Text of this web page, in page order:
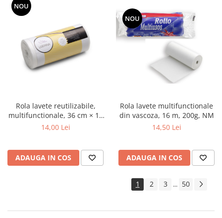
NOU
Rola lavete reutilizabile,
multifunctionale, 36 cm × 16
m, Ligerina
14,00 Lei
ADAUGA IN COS
NOU
Rola lavete multifunctionale
din vascoza, 16 m, 200g, NM
14,50 Lei
ADAUGA IN COS
1 2 3 ... 50